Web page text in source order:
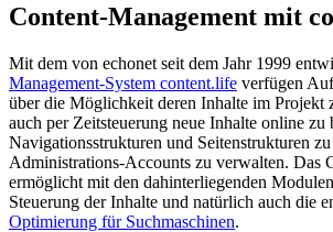
Content-Management mit
Mit dem von echonet seit dem Jahr 1999
Management-System content.life verfügen
über die Möglichkeit deren Inhalte im Projekt
auch per Zeitsteuerung neue Inhalte online zu
Navigationsstrukturen und Seitenstrukturen
Administrations-Accounts zu verwalten. Das
ermöglicht mit den dahinterliegenden
Steuerung der Inhalte und natürlich auch die
Optimierung für Suchmaschinen.